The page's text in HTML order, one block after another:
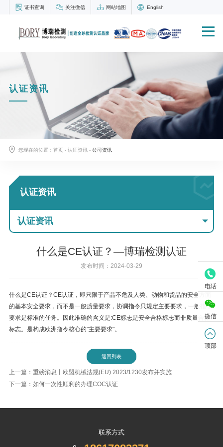
证书查询 关注微信 网站地图 English
认证资讯
您现在的位置： 首页- 认证资讯- 公司资讯
认证资讯
认证资讯
什么是CE认证？—博瑞检测认证
发布时间：2024-03-29
什么是CE认证？CE认证，即只限于产品不危及人类、动物和货品的安全方面
的基本安全要求，而不是一般质量要求，协调指令只规定主要要求，一般指令
要求是标准的任务。因此准确的含义是:CE标志是安全合格标志而非质量合格
标志。是构成欧洲指令核心的"主要要求"。
返回列表
上一篇：重磅消息丨欧盟机械法规(EU) 2023/1230发布并实施
下一篇：如何一次性顺利的办理COC认证
联系方式
电话
微信
顶部